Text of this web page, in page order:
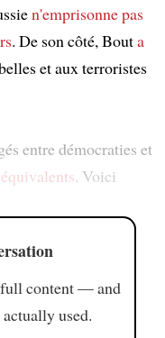
n'emprisonne pas
. De son côté, Bouta
et aux terroristes
entre démocraties et
. Voici
full content — and
used.